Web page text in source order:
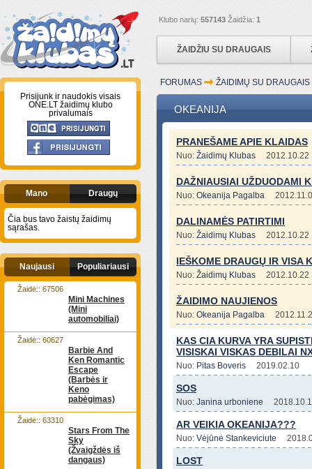
Klubo narių: 557143 Žaidžia: 1
ŽAIDŽIU SU DRAUGAIS
Prisijunk ir naudokis visais
ONE.LT žaidimų klubo
privalumais
Mano Draugų
Čia bus tavo žaistų žaidimų
sąrašas.
Naujausi Populiariausi
Mini Machines
(Mini
automobiliai)
Žaidė:: 67506
Barbie And
Ken Romantic
Escape
(Barbės ir
Keno
pabėgimas)
Žaidė:: 60627
Stars From The
Sky
(Žvaigždės iš
dangaus)
Žaidė:: 63310
FORUMAS ŽAIDIMŲ SU
OKEANIJA
PRANEŠAME APIE KLAIDAS
Nuo: Žaidimų Klubas 2012.10.22
DAŽNIAUSIAI UŽDUODAMI
Nuo: Okeanija Pagalba
DALINAMĖS PATIRTIMI
Nuo: Žaidimų Klubas 2012.10.22
IEŠKOME DRAUGŲ IR VISA
Nuo: Žaidimų Klubas 2012.10.22
ŽAIDIMO NAUJIENOS
Nuo: Okeanija Pagalba
KAS CIA KURVA YRA
VISISKAI VISKAS DEBILAI
Nuo: Pitas Boveris 2019.02.10
SOS
Nuo: Janina urboniene
AR VEIKIA OKEANIJA???
Nuo: Vėjūnė Stankeviciute
LOST